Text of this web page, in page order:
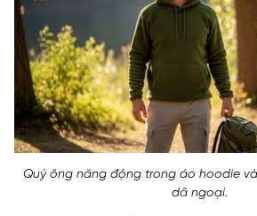
Quý ông năng động trong áo hoodie
dã ngoại.